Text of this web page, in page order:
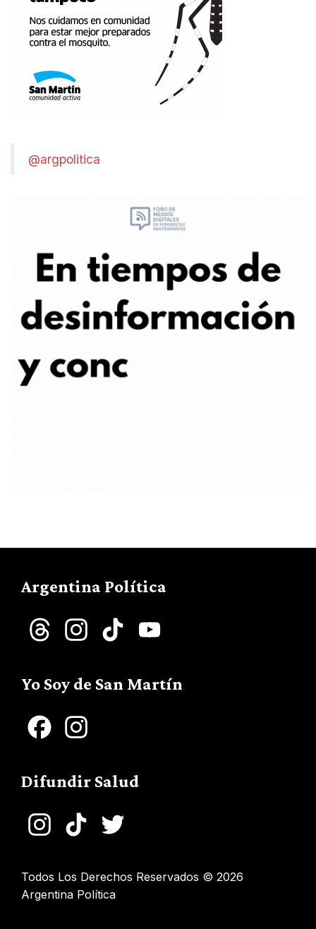
@argpolitica
Argentina Política
Threads InstagramTikTok
Yo Soy de San Martín
Facebook
Difundir Salud
InstagramTikTok
Todos Los Derechos Reservados © 2026
Argentina Política